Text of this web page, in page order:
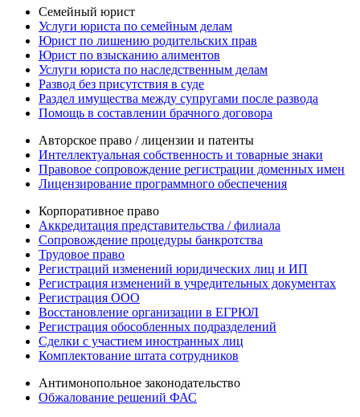
Семейный юрист
Услуги юриста по семейным делам
Юрист по лишению родительских прав
Юрист по взысканию алиментов
Услуги юриста по наследственным делам
Развод без присутствия в суде
Раздел имущества между супругами после развода
Помощь в составлении брачного договора
Авторское право / лицензии и патенты
Интеллектуальная собственность и товарные знаки
Правовое сопровождение регистрации доменных имен
Лицензирование программного обеспечения
Корпоративное право
Аккредитация представительства / филиала
Сопровождение процедуры банкротства
Трудовое право
Регистраций изменений юридических лиц и ИП
Регистрация изменений в учредительных документах
Регистрация ООО
Восстановление организации в ЕГРЮЛ
Регистрация обособленных подразделений
Сделки с участием иностранных лиц
Комплектование штата сотрудников
Антимонопольное законодательство
Обжалование решений ФАС